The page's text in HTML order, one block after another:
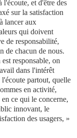
l'écoute, et d'être des
sur la satisfaction
lancer aux
qui doivent
de responsabilité,
de chacun de nous.
responsable, on
dans l'intérêt
l'écoute partout, quelle
en activité,
ce qui le concerne,
innovant, le
des usagers, »